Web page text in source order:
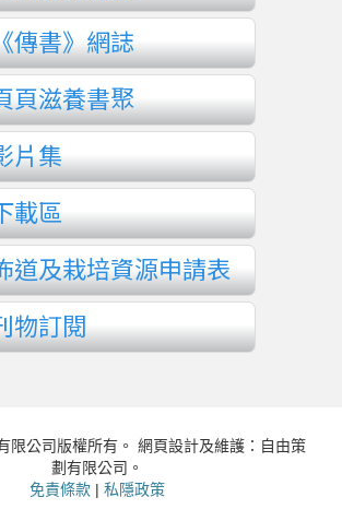
《傳書》網誌
頁滋養書聚
片集
載區
道及栽培資源申請表
物訂閱
限公司版權所有。 網頁設計及維護：自由策
劃有限公司。
免責條款 | 私隱政策